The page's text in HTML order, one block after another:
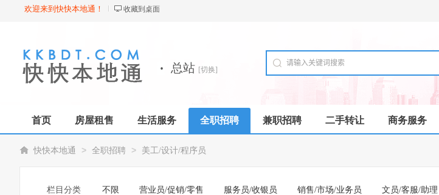
欢迎来到快快本地通！ 收藏到桌面
· 总站 [切换]
首页 房屋租售 生活服务 全职招聘 兼职招聘 二手转让 商务服务
快快本地通 > 全职招聘 > 美工/设计/程序员
栏目分类 不限 营业员/促销/零售 服务员/收银员 销售/市场/业务员 文员/客服/助理